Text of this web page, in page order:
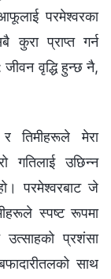
परमेश्‍वरका
कुरा प्राप्त गर्न
वृद्धि हुन्छ नै,
तिमीहरूले मेरा
गतिलाई उछिन्‍न
परमेश्‍वरबाट जे
स्पष्ट रूपमा
उत्साहको प्रशंसा
साथ